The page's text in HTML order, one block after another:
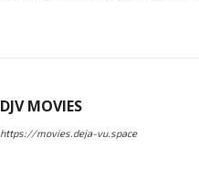
DJV MOVIES
https://movies.deja-vu.space